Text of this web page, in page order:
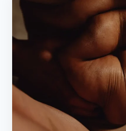
ZNATE
UZROCIMA,
SIMPTOMIMA
PRIRODNOM
LEČENJU